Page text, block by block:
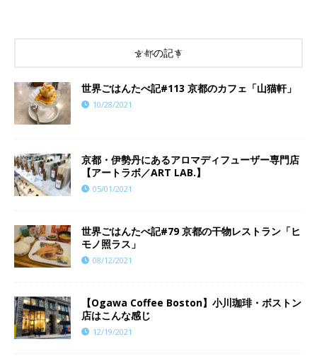
京都の記事
世界ごはんたべ記#113 京都のカフェ「山猫軒」
10/28/2021
京都・伊勢丹にあるアロマディフューザー専門店
【アートラボ／ART LAB.】
05/01/2021
世界ごはんたべ記#79 京都の干物レストラン「ヒ
モノ照ラス」
08/12/2021
【Ogawa Coffee Boston】小川珈琲・ボストン
店はこんな感じ
12/19/2021